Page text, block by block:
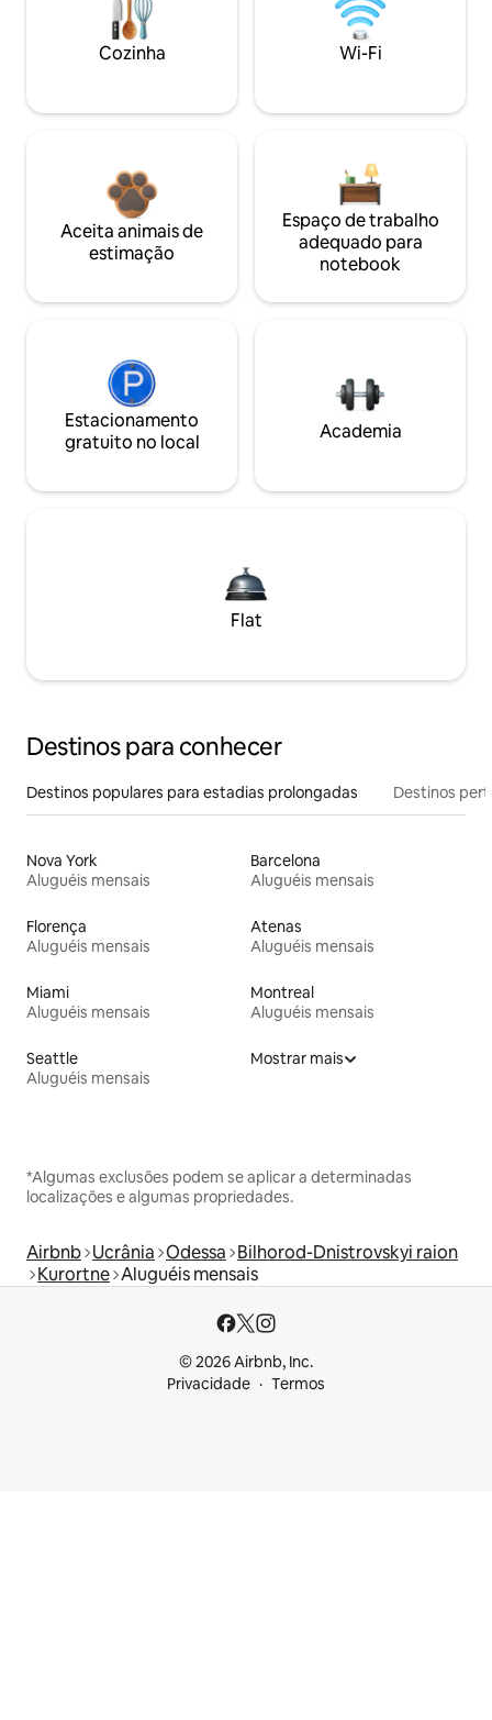
Cozinha Wi-Fi
Aceita animais de
estimação
Espaço de trabalho
adequado para
notebook
Estacionamento
gratuito no local
Academia
Flat
Destinos para conhecer
Destinos populares para estadias prolongadas Destinos
Nova York
Aluguéis mensais
Barcelona
Aluguéis mensais
Florença
Aluguéis mensais
Atenas
Aluguéis mensais
Miami
Aluguéis mensais
Montreal
Aluguéis mensais
Seattle
Aluguéis mensais
Mostrar mais
*Algumas exclusões podem se aplicar a determinadas
localizações e algumas propriedades.
Airbnb Ucrânia Odessa Bilhorod-Dnistrovskyi raion
Kurortne Aluguéis mensais
© 2026 Airbnb, Inc.
Privacidade
Termos